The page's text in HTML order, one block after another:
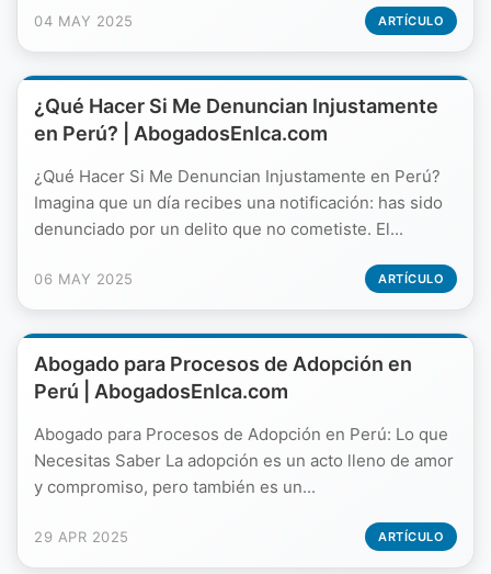
04 MAY 2025 ARTÍCULO
¿Qué Hacer Si Me Denuncian Injustamente
en Perú? | AbogadosEnIca.com
¿Qué Hacer Si Me Denuncian Injustamente en Perú?
Imagina que un día recibes una notificación: has sido
denunciado por un delito que no cometiste. El...
06 MAY 2025 ARTÍCULO
Abogado para Procesos de Adopción en
Perú | AbogadosEnIca.com
Abogado para Procesos de Adopción en Perú: Lo que
Necesitas Saber La adopción es un acto lleno de amor
y compromiso, pero también es un...
29 APR 2025 ARTÍCULO